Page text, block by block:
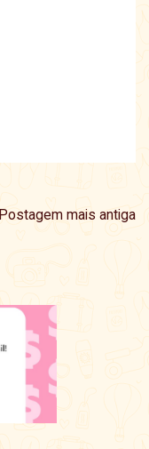
Postagem mais antiga